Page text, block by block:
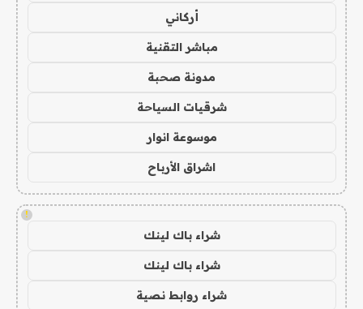
أركاني
مباشر التقنية
مدونة صحبة
شرقيات السياحة
موسوعة انوار
اشراق الأرباح
!
شراء باك لينك
شراء باك لينك
شراء روابط نصية